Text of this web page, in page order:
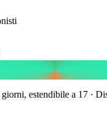
estendibile a 17 ·